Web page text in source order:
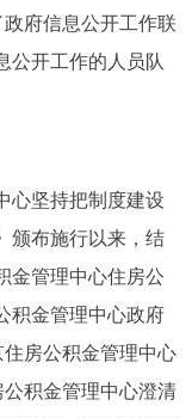
РУССКИЙ ЯЗЫК
回到顶部
府信息公开工作联
公开工作的人员队
坚持把制度建设
颁布施行以来，结
金管理中心住房公
积金管理中心政府
房公积金管理中心
积金管理中心澄清